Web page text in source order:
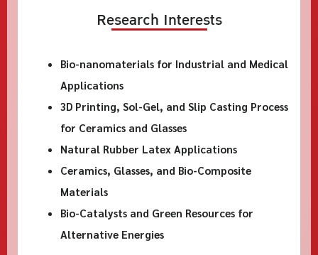
Research Interests
Bio-nanomaterials for Industrial and Medical
Applications
3D Printing, Sol-Gel, and Slip Casting Process
for Ceramics and Glasses
Natural Rubber Latex Applications
Ceramics, Glasses, and Bio-Composite
Materials
Bio-Catalysts and Green Resources for
Alternative Energies